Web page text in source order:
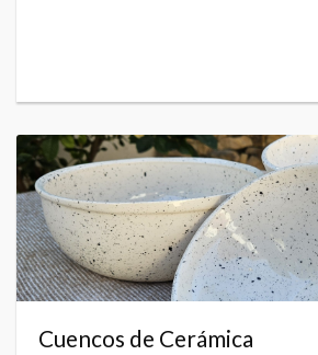
Cuencos de Cerámica